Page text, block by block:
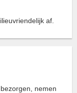
af.
nemen